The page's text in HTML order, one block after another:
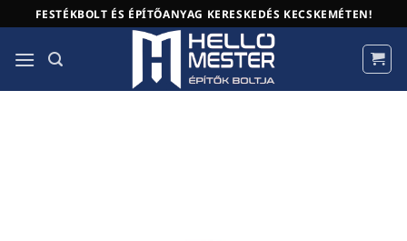
to
content
FESTÉKBOLT ÉS ÉPÍTŐANYAG KERESKEDÉS KECSKEMÉTEN!